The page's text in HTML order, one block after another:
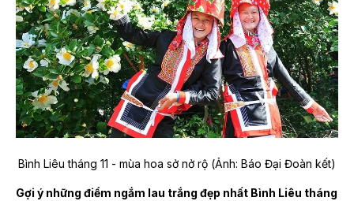
Bình Liêu tháng 11 - mùa hoa sở nở rộ (Ảnh: Báo Đại Đoàn kết)
Gợi ý những điểm ngắm lau trắng đẹp nhất Bình Liêu tháng